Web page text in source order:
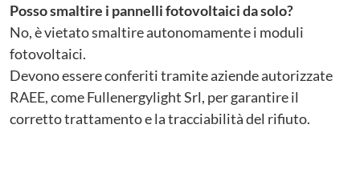
Posso smaltire i pannelli fotovoltaici da solo?
No, è vietato smaltire autonomamente i moduli
fotovoltaici.
Devono essere conferiti tramite aziende autorizzate
RAEE, come Fullenergylight Srl, per garantire il
corretto trattamento e la tracciabilità del rifiuto.